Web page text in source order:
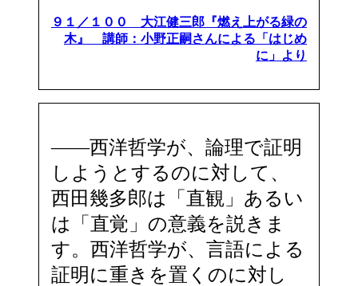
９１／１００ 大江健三郎『燃え上がる緑の
木』 講師：小野正嗣さんによる「はじめ
に」より
――西洋哲学が、論理で証明
しようとするのに対して、
西田幾多郎は「直観」あるい
は「直覚」の意義を説きま
す。西洋哲学が、言語による
証明に重きを置くのに対し